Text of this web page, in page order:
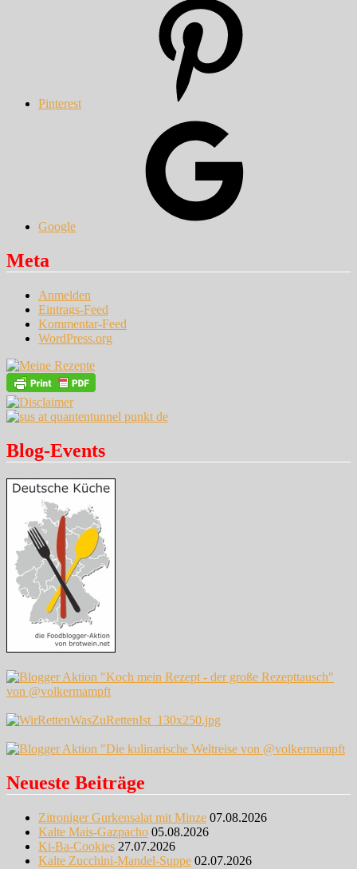
Pinterest
Google
Meta
Anmelden
Eintrags-Feed
Kommentar-Feed
WordPress.org
Blog-Events
Neueste Beiträge
Zitroniger Gurkensalat mit Minze 07.08.2026
Kalte Mais-Gazpacho 05.08.2026
Ki-Ba-Cookies 27.07.2026
Kalte Zucchini-Mandel-Suppe 02.07.2026